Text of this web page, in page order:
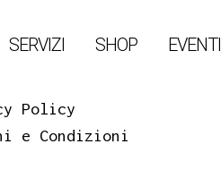
SERVIZI SHOP EVENTI
Policy
e Condizioni